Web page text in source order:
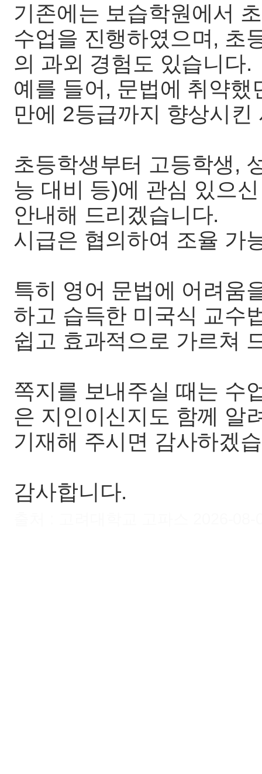
기존에는 보습학원에서
수업을 진행하였으며, 초
의 과외 경험도 있습니다.
예를 들어, 문법에 취약
만에 2등급까지 향상시킨
초등학생부터 고등학생,
능 대비 등)에 관심 있으
안내해 드리겠습니다.
시급은 협의하여 조율 가
특히 영어 문법에 어려움
하고 습득한 미국식 교수
쉽고 효과적으로 가르쳐
쪽지를 보내주실 때는 수
은 지인이신지도 함께 알
기재해 주시면 감사하겠
감사합니다.